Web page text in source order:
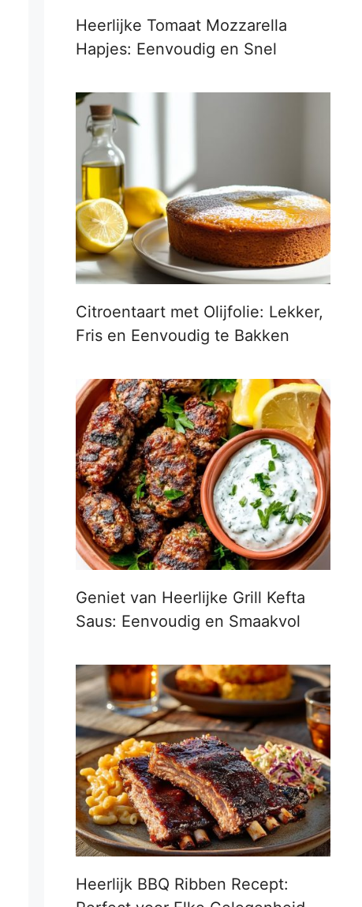
Heerlijke Tomaat Mozzarella
Hapjes: Eenvoudig en Snel
Citroentaart met Olijfolie: Lekker,
Fris en Eenvoudig te Bakken
Geniet van Heerlijke Grill Kefta
Saus: Eenvoudig en Smaakvol
Heerlijk BBQ Ribben Recept: